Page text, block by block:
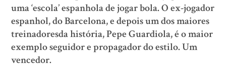
uma ‘escola’ espanhola de jogar bola. O ex-jogador
espanhol, do Barcelona, e depois um dos maiores
treinadoresda história, Pepe Guardiola, é o maior
exemplo seguidor e propagador do estilo. Um
vencedor.